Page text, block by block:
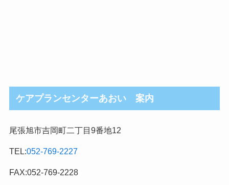
ケアプランセンターあおい 案内
尾張旭市吉岡町二丁目9番地12
TEL:052-769-2227
FAX:052-769-2228